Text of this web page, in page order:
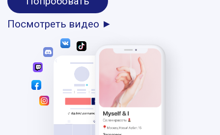
Посмотреть видео ►